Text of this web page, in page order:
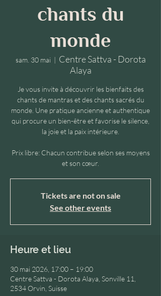
chants du
monde
sam. 30 mai
  |
Centre Sattva - Dorota
Alaya
Je vous invite à découvrir les bienfaits des
chants de mantras et des chants sacrés du
monde. Une pratique ancienne et authentique
qui procure un bien-être et favorise le silence,
la joie et la paix intérieure.
Prix libre: Chacun contribue selon ses moyens
et son cœur.
Tickets are not on sale
See other events
Heure et lieu
30 mai 2026, 17:00 – 19:00
Centre Sattva - Dorota Alaya, Sonville 11,
2534 Orvin, Suisse